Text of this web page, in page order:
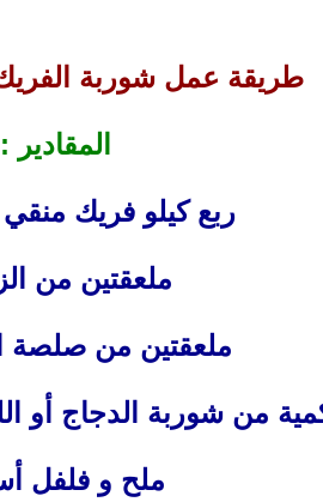
طريقة عمل شوربة
المقادير :
ربع كيلو فريك
ملعقتين من
ملعقتين من صلصة
من شوربة الدجاج أو
ملح و فلفل